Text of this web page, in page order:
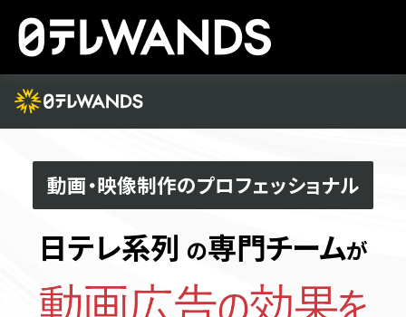
動画・映像制作のプロフェッショナル
日テレ系列 の専門チームが